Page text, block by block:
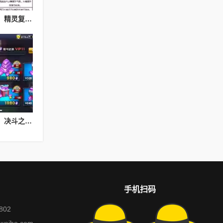
精灵复刻神秘护身技能，精灵复刻攻略
决斗之城基础教学攻略，决斗之城教学攻略2111
手机扫码